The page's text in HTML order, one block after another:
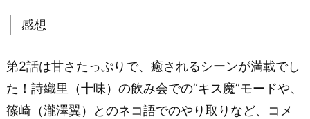
感想
第2話は甘さたっぷりで、癒されるシーンが満載でし
た！詩織里（十味）の飲み会での“キス魔”モードや、
篠崎（瀧澤翼）とのネコ語でのやり取りなど、コメ